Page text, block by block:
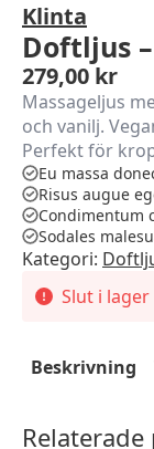
Klinta
Doftljus
279,00 kr
Massageljus
och vanilj.
Perfekt för
Eu massa
Risus augue
Condimentum
Sodales
Kategori:
Slut i lager
Beskrivning